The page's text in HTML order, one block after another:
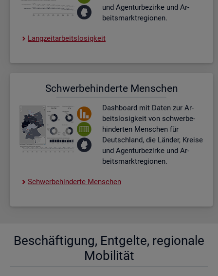
und Agen­tur­be­zir­ke und Ar­
beits­markt­re­gio­nen.
Lang­zeit­ar­beits­lo­sig­keit
Schwer­be­hin­der­te Men­schen
Dash­board mit Daten zur Ar­
beits­lo­sig­keit von schwer­be­
hin­der­ten Men­schen für
Deutsch­land, die Län­der, Krei­se
und Agen­tur­be­zir­ke und Ar­
beits­markt­re­gio­nen.
Schwer­be­hin­der­te Men­schen
Be­schäf­ti­gung, Ent­gel­te, re­gio­na­le
Mo­bi­li­tät